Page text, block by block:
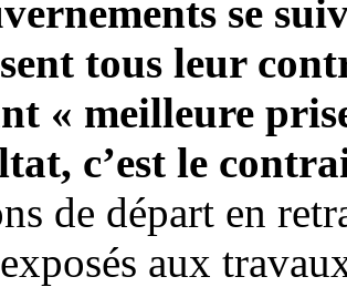
se
tous leur
« meilleure
c’est le
de départ en
aux